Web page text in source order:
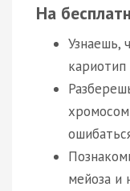
На
Узнаешь,
кариотип
мейоза и